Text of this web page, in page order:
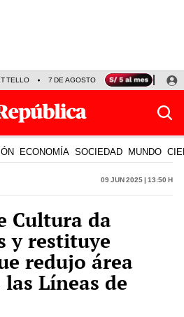
TELLO 7 DE AGOSTO TINKA RESULTADOS
ECONOMÍA SOCIEDAD MUNDO
09 Jun 2025 | 13:50 h
Cultura da
y restituye
redujo área
Líneas de